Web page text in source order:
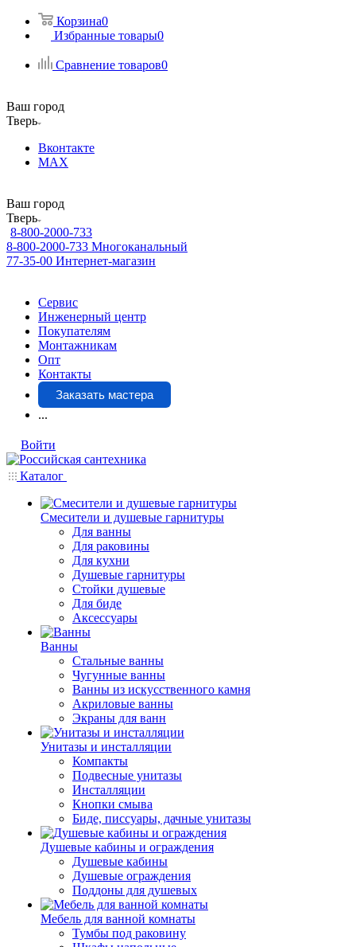
Корзина0
Избранные товары0
Сравнение товаров0
Ваш город
Тверь
Вконтакте
MAX
Ваш город
Тверь
8-800-2000-733
8-800-2000-733 Многоканальный
77-35-00 Интернет-магазин
Сервис
Инженерный центр
Покупателям
Монтажникам
Опт
Контакты
Заказать мастера
...
Войти
Каталог
Смесители и душевые гарнитуры
Для ванны
Для раковины
Для кухни
Душевые гарнитуры
Стойки душевые
Для биде
Аксессуары
Ванны
Стальные ванны
Чугунные ванны
Ванны из искусственного камня
Акриловые ванны
Экраны для ванн
Унитазы и инсталляции
Компакты
Подвесные унитазы
Инсталляции
Кнопки смыва
Биде, писсуары, дачные унитазы
Душевые кабины и ограждения
Душевые кабины
Душевые ограждения
Поддоны для душевых
Мебель для ванной комнаты
Тумбы под раковину